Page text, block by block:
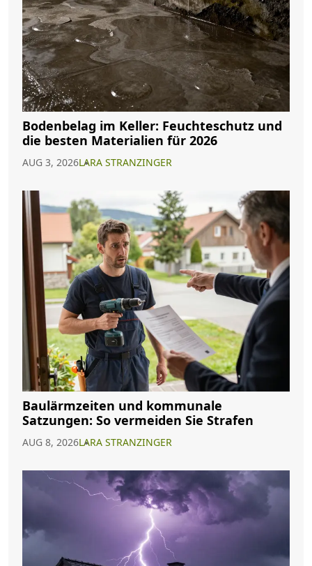
Bodenbelag im Keller: Feuchteschutz und
die besten Materialien für 2026
AUG 3, 2026LARA STRANZINGER
Baulärmzeiten und kommunale
Satzungen: So vermeiden Sie Strafen
AUG 8, 2026LARA STRANZINGER